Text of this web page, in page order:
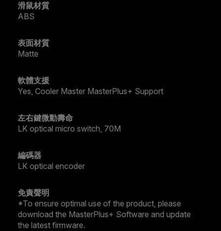
滑鼠材質
ABS
表面材質
Matte
軟體支援
Yes, Cooler Master MasterPlus+ Support
左右鍵微動壽命
LK optical micro switch, 70M
編碼器
LK optical encoder
免責聲明
*To ensure optimal use of the product, please
download the MasterPlus+ Software and update
the latest firmware.